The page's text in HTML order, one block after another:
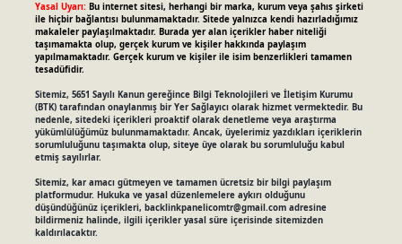
Yasal Uyarı: Bu internet sitesi, herhangi bir marka, kurum veya şahıs şirketi
ile hiçbir bağlantısı bulunmamaktadır. Sitede yalnızca kendi hazırladığımız
makaleler paylaşılmaktadır. Burada yer alan içerikler haber niteliği
taşımamakta olup, gerçek kurum ve kişiler hakkında paylaşım
yapılmamaktadır. Gerçek kurum ve kişiler ile isim benzerlikleri tamamen
tesadüfidir.
Sitemiz, 5651 Sayılı Kanun gereğince Bilgi Teknolojileri ve İletişim Kurumu
(BTK) tarafından onaylanmış bir Yer Sağlayıcı olarak hizmet vermektedir. Bu
nedenle, sitedeki içerikleri proaktif olarak denetleme veya araştırma
yükümlülüğümüz bulunmamaktadır. Ancak, üyelerimiz yazdıkları içeriklerin
sorumluluğunu taşımakta olup, siteye üye olarak bu sorumluluğu kabul
etmiş sayılırlar.
Sitemiz, kar amacı gütmeyen ve tamamen ücretsiz bir bilgi paylaşım
platformudur. Hukuka ve yasal düzenlemelere aykırı olduğunu
düşündüğünüz içerikleri, backlinkpanelicomtr@gmail.comadresine
bildirmeniz halinde, ilgili içerikler yasal süre içerisinde sitemizden
kaldırılacaktır.